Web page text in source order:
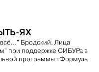
ЯХ
Бродский. Лица
при поддержке СИБУРа в
программы «Формула